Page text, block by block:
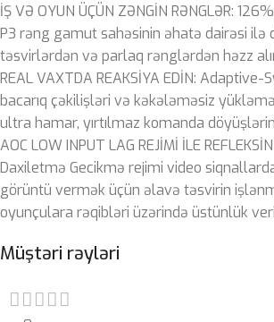
İŞ VƏ OYUN ÜÇÜN ZƏNGİN RƏNGLƏR:
P3 rəng gamut sahəsinin əhatə dairəsi ilə
təsvirlərdən və parlaq rənglərdən həzz
REAL VAXTDA REAKSİYA EDİN: Adaptive-
bacarıq çəkilişləri və kəkələməsiz
ultra hamar, yırtılmaz komanda
AOC LOW INPUT LAG REJİMİ İLE
Daxiletmə Gecikmə rejimi video
görüntü vermək üçün əlavə təsvirin
oyunçulara rəqibləri üzərində üstünlük
Müştəri rəyləri